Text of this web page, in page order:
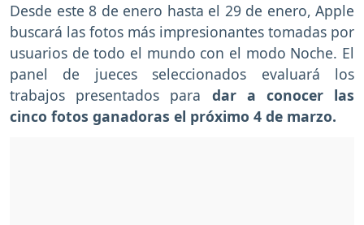
Desde este 8 de enero hasta el 29 de enero, Apple
buscará las fotos más impresionantes tomadas por
usuarios de todo el mundo con el modo Noche. El
panel de jueces seleccionados evaluará los
trabajos presentados para dar a conocer las
cinco fotos ganadoras el próximo 4 de marzo.